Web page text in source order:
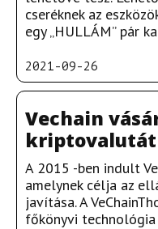
cseréknek az
egy „HULLÁM” pár
2021-09-26
Vechain
kriptovalutát
A 2015 -ben indult
amelynek célja az
javítása. A
főkönyvi